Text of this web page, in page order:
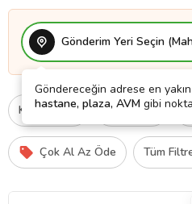
Gönderim Yeri Seçin
Göndereceğin adrese en yakın
hastane, plaza, AVM gibi
Kategori Ne İçin
Çok Al Az Öde Tüm